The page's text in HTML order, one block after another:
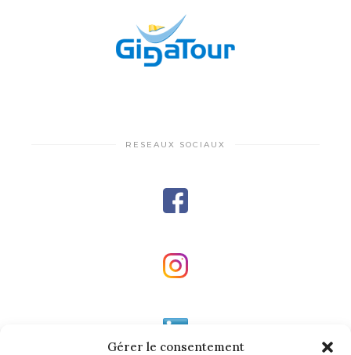
Gérer le consentement
RESEAUX SOCIAUX